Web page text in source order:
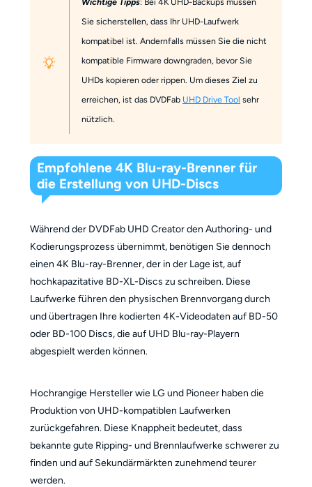
Sie sicherstellen, dass Ihr UHD-Laufwerk
kompatibel ist. Andernfalls müssen Sie die nicht
kompatible Firmware downgraden, bevor Sie
UHDs kopieren oder rippen. Um dieses Ziel zu
erreichen, ist das DVDFab UHD Drive Tool sehr
nützlich.
Empfohlene 4K Blu-ray-Brenner für
die Erstellung von UHD-Discs
Während der DVDFab UHD Creator den Authoring- und
Kodierungsprozess übernimmt, benötigen Sie dennoch
einen 4K Blu-ray-Brenner, der in der Lage ist, auf
hochkapazitative BD-XL-Discs zu schreiben. Diese
Laufwerke führen den physischen Brennvorgang durch
und übertragen Ihre kodierten 4K-Videodaten auf BD-50
oder BD-100 Discs, die auf UHD Blu-ray-Playern
abgespielt werden können.
Hochrangige Hersteller wie LG und Pioneer haben die
Produktion von UHD-kompatiblen Laufwerken
zurückgefahren. Diese Knappheit bedeutet, dass
bekannte gute Ripping- und Brennlaufwerke schwerer zu
finden und auf Sekundärmärkten zunehmend teurer
werden.